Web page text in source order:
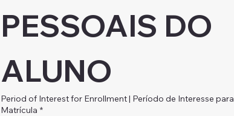
PESSOAIS DO
ALUNO
Period of Interest for Enrollment | Período de Interesse para
Matrícula *